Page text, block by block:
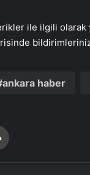
ile ilgili
ankara haber